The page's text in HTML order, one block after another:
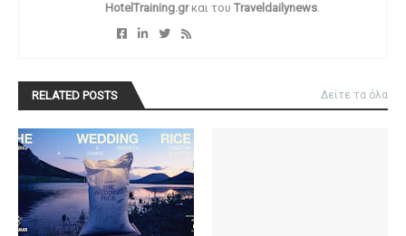
HotelTraining.grκαι του Traveldailynews.
RELATED POSTS Δείτε τα όλα